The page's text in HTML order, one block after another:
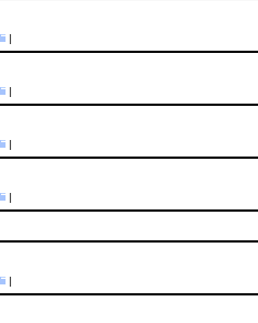
|
|
|
|
|